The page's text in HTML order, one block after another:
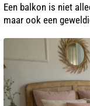
Een balkon is niet
maar ook een
gezellige en co...